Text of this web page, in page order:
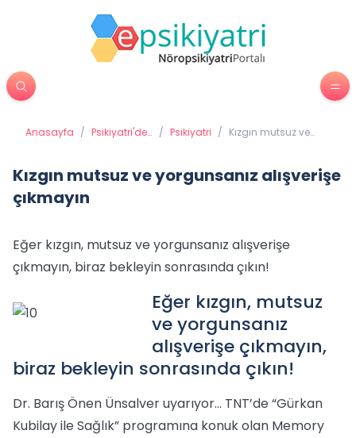
Anasayfa / Psikiyatri'de
/ Psikiyatri / Kızgın mutsuz ve
Kızgın mutsuz ve yorgunsanız alışverişe
çıkmayın
Eğer kızgın, mutsuz ve yorgunsanız alışverişe
çıkmayın, biraz bekleyin sonrasında çıkın!
Eğer kızgın, mutsuz
ve yorgunsanız
alışverişe çıkmayın,
biraz bekleyin sonrasında çıkın!
Dr. Barış Önen Ünsalver uyarıyor… TNT’de “Gürkan
Kubilay ile Sağlık” programına konuk olan Memory